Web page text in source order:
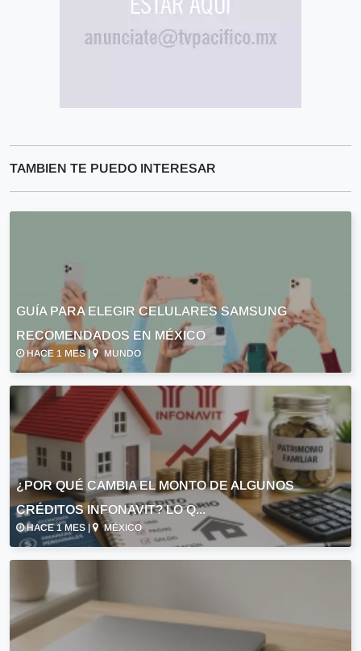
TAMBIEN TE PUEDO INTERESAR
GUÍA PARA ELEGIR CELULARES SAMSUNG
RECOMENDADOS EN MÉXICO
HACE 1 MES | MUNDO
¿POR QUÉ CAMBIA EL MONTO DE ALGUNOS
CRÉDITOS INFONAVIT? LO Q...
HACE 1 MES | MÉXICO